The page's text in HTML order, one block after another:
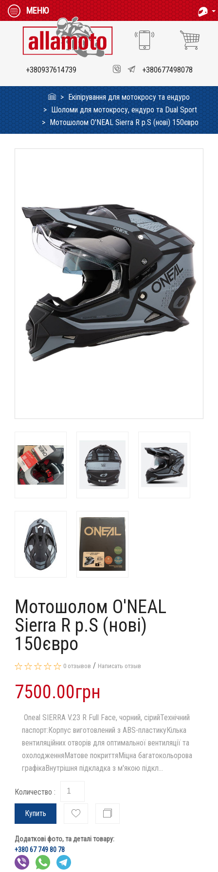
МЕНЮ
+380937614739 +380677498078
Екіпірування для мотокросу та ендуро
Шоломи для мотокросу, ендуро та Dual Sport
Мотошолом O'NEAL Sierra R p.S (нові) 150євро
Мотошолом O'NEAL
Sierra R p.S (нові)
150євро
0 отзывов / Написать отзыв
7500.00грн
Oneal SIERRA V.23 R Full Face, чорний, сірийТехнічний
паспорт:Корпус виготовлений з ABS-пластикуКілька
вентиляційних отворів для оптимальної вентиляції та
охолодженняМатове покриттяМіцна багатокольорова
графікаВнутрішня підкладка з м'якою підкл...
Количество :
Купить
Додаткові фото, та деталі товару:
+380 67 749 80 78